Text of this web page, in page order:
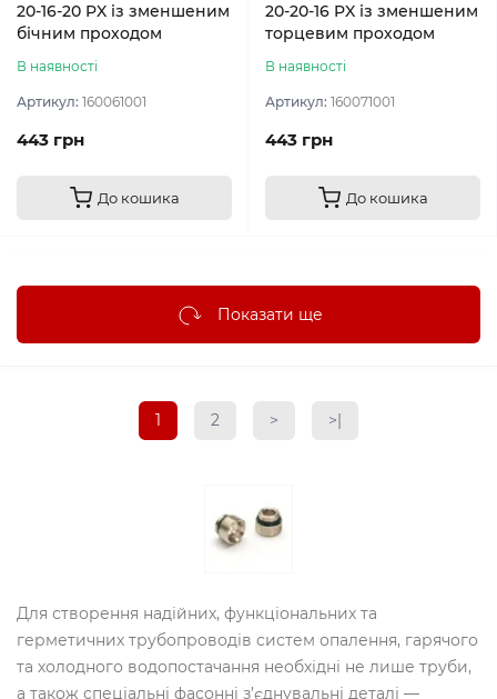
20-16-20 PX із зменшеним
бічним проходом
В наявності
Артикул: 160061001
443 грн
До кошика
20-20-16 PX із зменшеним
торцевим проходом
В наявності
Артикул: 160071001
443 грн
До кошика
Показати ще
1 2 > >|
Для створення надійних, функціональних та
герметичних трубопроводів систем опалення, гарячого
та холодного водопостачання необхідні не лише труби,
а також спеціальні фасонні з’єднувальні деталі —